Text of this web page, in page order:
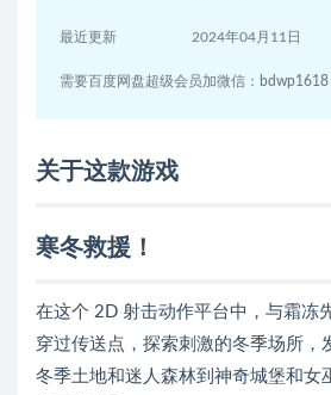
最近更新 2024年04月11日
需要百度网盘超级会员加微信：bdwp1618
关于这款游戏
寒冬救援！
在这个 2D 射击动作平台中，与霜冻
穿过传送点，探索刺激的冬季场所，
冬季土地和迷人森林到神奇城堡和女